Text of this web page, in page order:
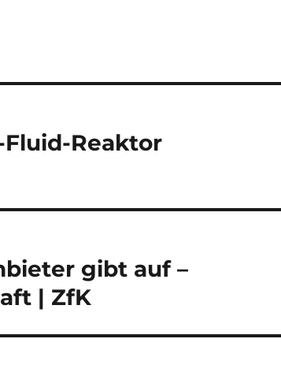
Reaktor
gibt auf –
| ZfK